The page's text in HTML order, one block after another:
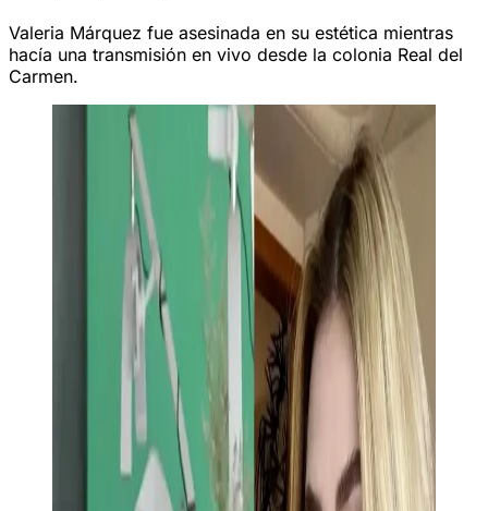
Valeria Márquez fue asesinada en su estética mientras
hacía una transmisión en vivo desde la colonia Real del
Carmen.